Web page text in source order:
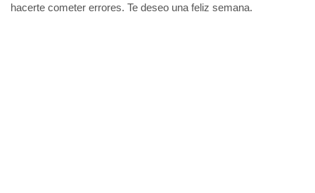
hacerte cometer errores. Te deseo una feliz semana.